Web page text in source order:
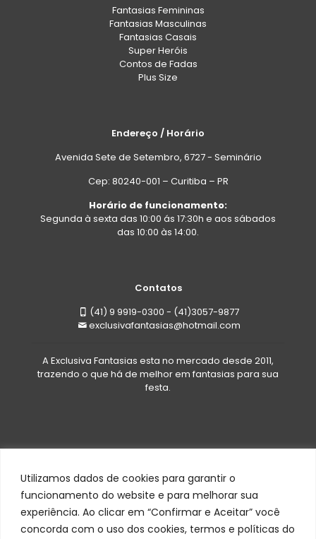
Utilizamos dados de cookies para garantir o
funcionamento do website e para melhorar sua
experiência. Ao clicar em “Confirmar e Aceitar” você
concorda com o uso dos cookies, termos e políticas do
Fantasias Femininas
Fantasias Masculinas
Fantasias Casais
Super Heróis
Contos de Fadas
Plus Size
Endereço / Horário
Avenida Sete de Setembro, 6727 - Seminário
Cep: 80240-001 – Curitiba – PR
Horário de funcionamento:
Segunda à sexta das 10:00 ás 17:30h e aos sábados
das 10:00 às 14:00.
Contatos
(41) 9 9919-0300 - (41)3057-9877
exclusivafantasias@hotmail.com
A Exclusiva Fantasias esta no mercado desde 2011,
trazendo o que há de melhor em fantasias para sua
festa.
Todos os direitos reservados a Exclusiva Fantasias©